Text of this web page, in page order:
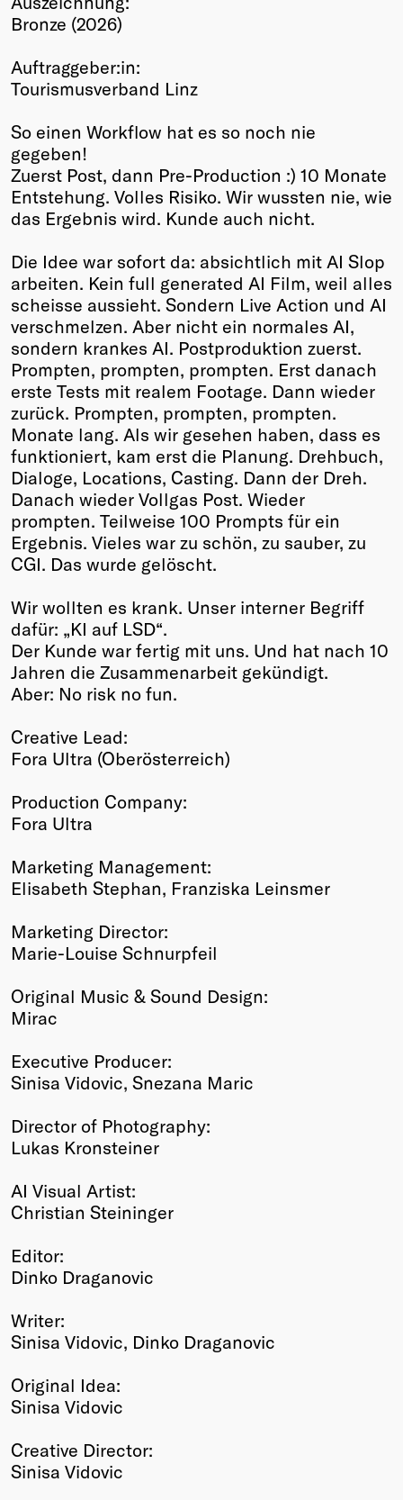
Winners
Past
Annual
Bronze (2026)
Auftraggeber:in:
Tourismusverband Linz
So einen Workflow hat es so noch nie
gegeben!
Zuerst Post, dann Pre-Production :) 10 Monate
Entstehung. Volles Risiko. Wir wussten nie, wie
das Ergebnis wird. Kunde auch nicht.
Die Idee war sofort da: absichtlich mit AI Slop
arbeiten. Kein full generated AI Film, weil alles
scheisse aussieht. Sondern Live Action und AI
verschmelzen. Aber nicht ein normales AI,
sondern krankes AI. Postproduktion zuerst.
Prompten, prompten, prompten. Erst danach
erste Tests mit realem Footage. Dann wieder
zurück. Prompten, prompten, prompten.
Monate lang. Als wir gesehen haben, dass es
funktioniert, kam erst die Planung. Drehbuch,
Dialoge, Locations, Casting. Dann der Dreh.
Danach wieder Vollgas Post. Wieder
prompten. Teilweise 100 Prompts für ein
Ergebnis. Vieles war zu schön, zu sauber, zu
CGI. Das wurde gelöscht.
Wir wollten es krank. Unser interner Begriff
dafür: „KI auf LSD“.
Der Kunde war fertig mit uns. Und hat nach 10
Jahren die Zusammenarbeit gekündigt.
Aber: No risk no fun.
Creative Lead:
Fora Ultra (Oberösterreich)
Production Company:
Fora Ultra
Marketing Management:
Elisabeth Stephan, Franziska Leinsmer
Marketing Director:
Marie-Louise Schnurpfeil
Original Music & Sound Design:
Mirac
Executive Producer:
Sinisa Vidovic, Snezana Maric
Director of Photography:
Lukas Kronsteiner
AI Visual Artist:
Christian Steininger
Editor:
Dinko Draganovic
Writer:
Sinisa Vidovic, Dinko Draganovic
Original Idea:
Sinisa Vidovic
Creative Director:
Sinisa Vidovic